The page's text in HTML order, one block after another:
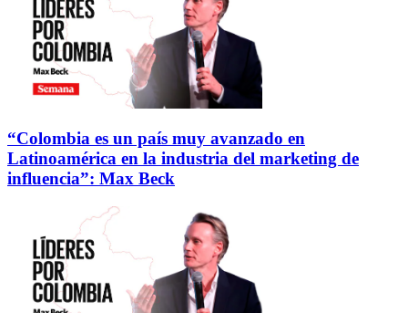
“Colombia es un país muy avanzado en
Latinoamérica en la industria del marketing de
influencia”: Max Beck